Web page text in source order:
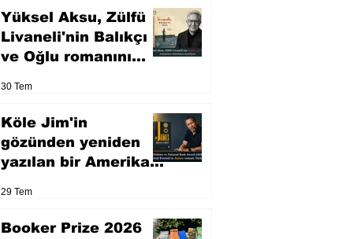
Yüksel Aksu, Zülfü
Livaneli'nin Balıkçı
ve Oğlu romanını
30 Tem
Köle Jim'in
gözünden yeniden
yazılan bir Amerikan
29 Tem
Booker Prize 2026